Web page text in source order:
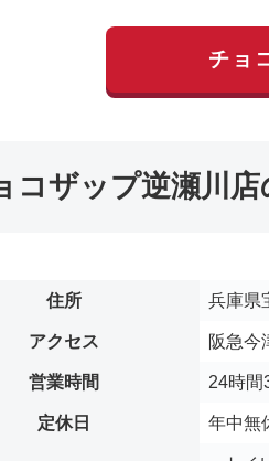
チョ
コザップ逆瀬川店
住所 兵庫県
アクセス 阪急
営業時間 24時間
定休日 年中無